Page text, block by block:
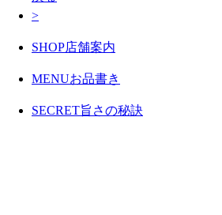
>
SHOP店舗案内
MENUお品書き
SECRET旨さの秘訣